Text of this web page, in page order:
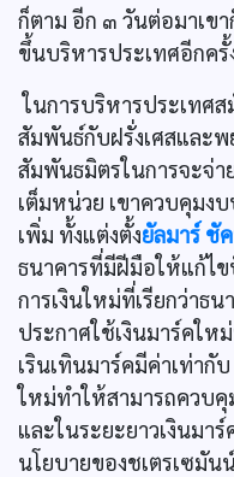
ก็ตาม อีก ๓ วันต่อมาเข
ขึ้นบริหารประเทศอีกครั้
ในการบริหารประเทศ
สัมพันธ์กับฝรั่งเศสและ
สัมพันธมิตรในการจะจ่า
เต็มหน่วย เขาควบคุมง
เพิ่ม ทั้งแต่งตั้งยัลมาร์ ชั
ธนาคารที่มีฝีมือให้แก้ไ
การเงินใหม่ที่เรียกว่าธ
ประกาศใช้เงินมาร์คให
เรินเทินมาร์คมีค่าเท่ากั
ใหม่ทำให้สามารถควบ
และในระยะยาวเงินมา
นโยบายของชเตรเซมัน